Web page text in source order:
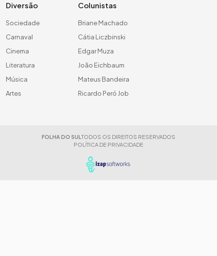
Diversão
Sociedade
Carnaval
Cinema
Literatura
Música
Artes
Colunistas
Briane Machado
Cátia Liczbinski
Edgar Muza
João Eichbaum
Mateus Bandeira
Ricardo Peró Job
FOLHA DO SUL TODOS OS DIREITOS RESERVADOS
POLÍTICA DE PRIVACIDADE